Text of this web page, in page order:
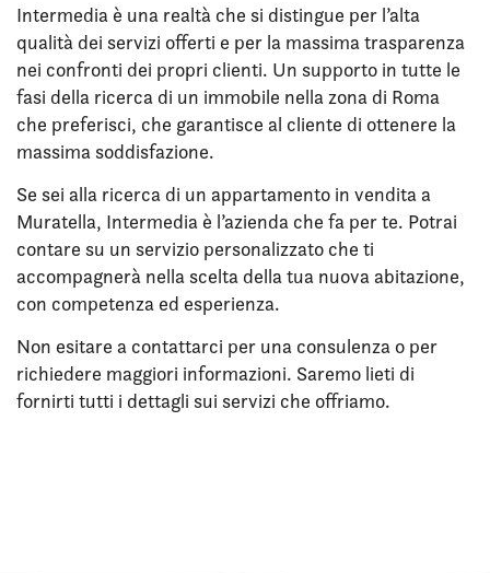
Intermedia è una realtà che si distingue per l’alta
qualità dei servizi offerti e per la massima trasparenza
nei confronti dei propri clienti. Un supporto in tutte le
fasi della ricerca di un immobile nella zona di Roma
che preferisci, che garantisce al cliente di ottenere la
massima soddisfazione.
Se sei alla ricerca di un appartamento in vendita a
Muratella, Intermedia è l’azienda che fa per te. Potrai
contare su un servizio personalizzato che ti
accompagnerà nella scelta della tua nuova abitazione,
con competenza ed esperienza.
Non esitare a contattarci per una consulenza o per
richiedere maggiori informazioni. Saremo lieti di
fornirti tutti i dettagli sui servizi che offriamo.